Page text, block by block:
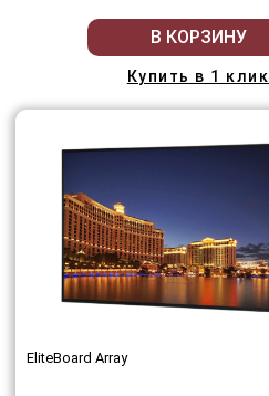
В КОРЗИНУ
Купить в 1 клик
EliteBoard Array